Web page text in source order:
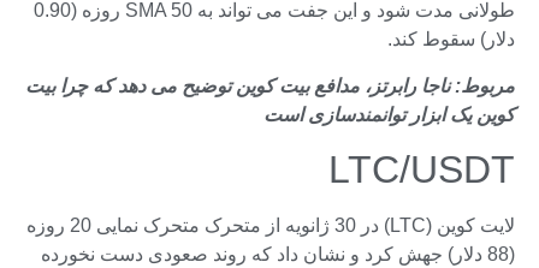
طولانی مدت شود و این جفت می تواند به SMA 50 روزه (0.90
دلار) سقوط کند.
مربوط:ناجا رابرتز، مدافع بیت کوین توضیح می دهد که چرا بیت
کوین یک ابزار توانمندسازی است
LTC/USDT
لایت کوین (LTC) در 30 ژانویه از متحرک متحرک نمایی 20 روزه
(88 دلار) جهش کرد و نشان داد که روند صعودی دست نخورده